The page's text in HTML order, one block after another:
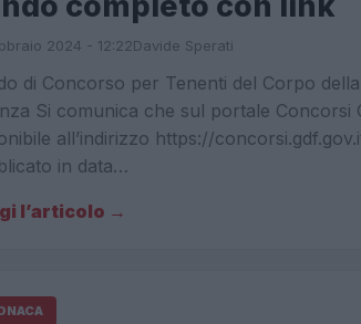
2024 - 12:22Davide Sperati
di Concorso per Tenenti del Corpo
Si comunica che sul portale Concorsi
all’indirizzo https://
in data…
l’articolo →